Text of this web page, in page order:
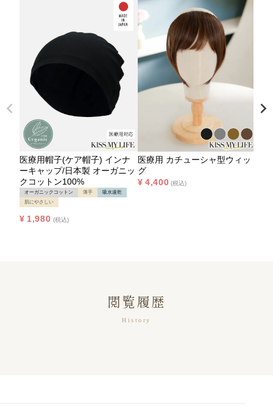
医療用帽子(ケア帽子) インナ
ーキャップ/日本製 オーガニッ
クコットン100%
オーガニックコットン 薄手
吸水速乾
肌にやさしい
¥ 1,980 税込
医療用 カチューシャ型ウィッ
グ
¥ 4,400 税込
閲覧履歴
History